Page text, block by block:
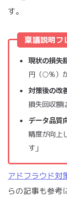
す。
稟議説明フ
現状の損失
円（○%）
対策後の改
損失回収
データ品質
精度が向上
す」
アドフラウド対
らの記事も参考